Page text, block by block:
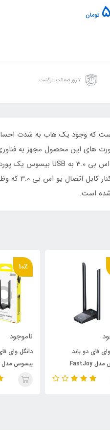
تومان
۷ روز ضمانت بازگشت
بی ورژن 2 و یک
فای دو باند
بیسوس مدل FastJoy
Series BS-
10٪
ناموجود
دانگل وای
BS-OH064